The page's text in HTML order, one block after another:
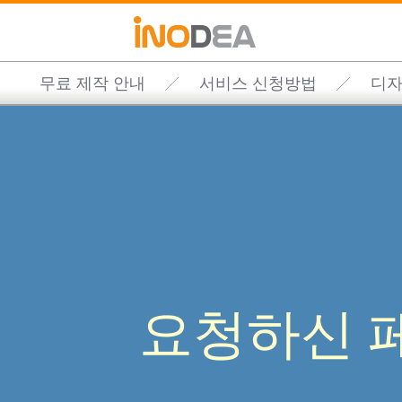
무료 제작 안내 서비스 신청방법 디
요청하신